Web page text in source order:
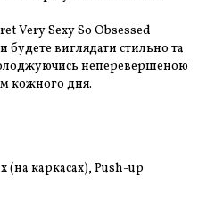
Very Sexy So Obsessed
виглядати стильно та
неперевершеною
кожного дня.
(на каркасах), Push-up